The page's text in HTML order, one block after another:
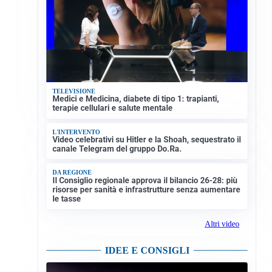
TELEVISIONE
Medici e Medicina, diabete di tipo 1: trapianti,
terapie cellulari e salute mentale
L'INTERVENTO
Video celebrativi su Hitler e la Shoah, sequestrato il
canale Telegram del gruppo Do.Ra.
DA REGIONE
Il Consiglio regionale approva il bilancio 26-28: più
risorse per sanità e infrastrutture senza aumentare
le tasse
Altri video
IDEE E CONSIGLI